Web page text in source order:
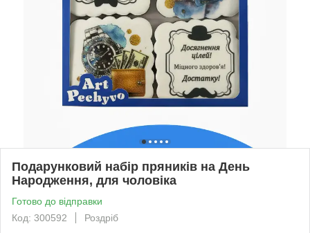
Подарунковий набір пряників на День
Народження, для чоловіка
Готово до відправки
Код: 300592
Роздріб